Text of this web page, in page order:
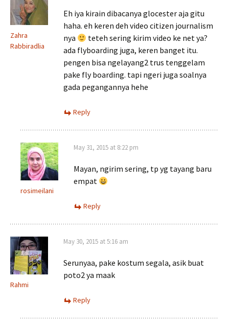
Zahra
Rabbiradlia
Eh iya kirain dibacanya glocester aja gitu
haha. eh keren deh video citizen journalism
nya
teteh sering kirim video ke net ya?
ada flyboarding juga, keren banget itu.
pengen bisa ngelayang2 trus tenggelam
pake fly boarding. tapi ngeri juga soalnya
gada pegangannya hehe
Reply
rosimeilani
May 31, 2015 at 8:22 pm
Mayan, ngirim sering, tp yg tayang baru
empat
Reply
Rahmi
May 30, 2015 at 5:16 am
Serunyaa, pake kostum segala, asik buat
poto2 ya maak
Reply